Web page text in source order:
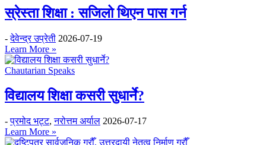
स्रेस्ता शिक्षा : सजिलो थिएन पास गर्न
-देवेन्द्र उप्रेती 2026-07-19
Learn More »
Chautarian Speaks
विद्यालय शिक्षा कसरी सुधार्ने?
-प्रमोद भट्ट,नरोत्तम अर्याल 2026-07-17
Learn More »